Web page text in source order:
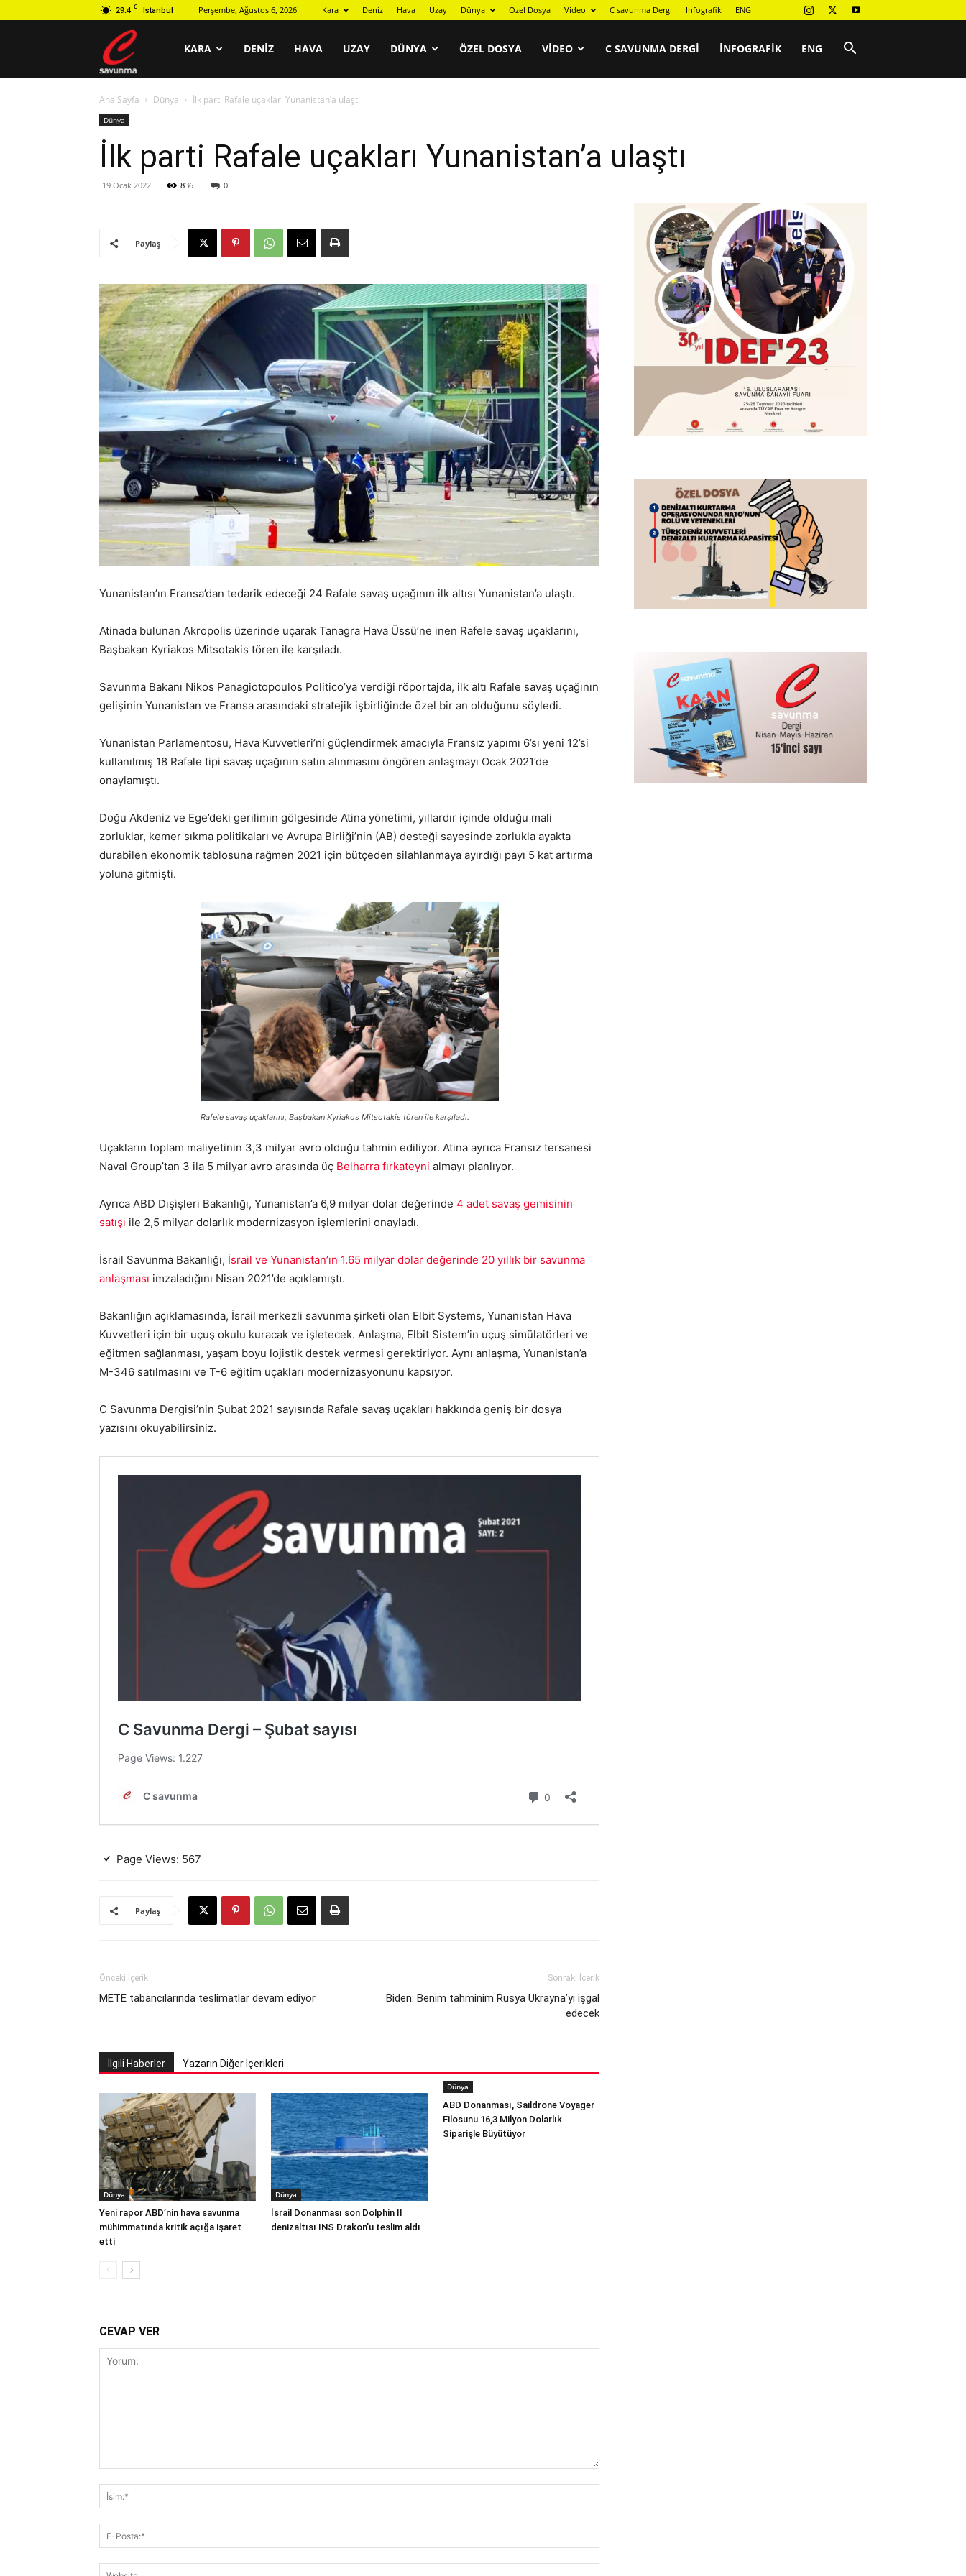
29.4 C İstanbul Perşembe, Ağustos 6, 2026 Kara Deniz Hava Uzay Dünya Özel Dosya Video C savunma Dergi İnfografik ENG
savunma
KARA DENIZ HAVA UZAY DÜNYA ÖZEL DOSYA VIDEO C SAVUNMA DERGI İNFOGRAFIK ENG
Ana Sayfa Dünya İlk parti Rafale uçakları Yunanistan’a ulaştı
Dünya
İlk parti Rafale uçakları Yunanistan’a ulaştı
19 Ocak 2022 836 0
Paylaş
Yunanistan’ın Fransa’dan tedarik edeceği 24 Rafale savaş uçağının ilk altısı Yunanistan’a ulaştı.
Atinada bulunan Akropolis üzerinde uçarak Tanagra Hava Üssü’ne inen Rafele savaş uçaklarını,
Başbakan Kyriakos Mitsotakis tören ile karşıladı.
Savunma Bakanı Nikos Panagiotopoulos Politico’ya verdiği röportajda, ilk altı Rafale savaş uçağının
gelişinin Yunanistan ve Fransa arasındaki stratejik işbirliğinde özel bir an olduğunu söyledi.
Yunanistan Parlamentosu, Hava Kuvvetleri’ni güçlendirmek amacıyla Fransız yapımı 6’sı yeni 12’si
kullanılmış 18 Rafale tipi savaş uçağının satın alınmasını öngören anlaşmayı Ocak 2021’de
onaylamıştı.
Doğu Akdeniz ve Ege’deki gerilimin gölgesinde Atina yönetimi, yıllardır içinde olduğu mali
zorluklar, kemer sıkma politikaları ve Avrupa Birliği’nin (AB) desteği sayesinde zorlukla ayakta
durabilen ekonomik tablosuna rağmen 2021 için bütçeden silahlanmaya ayırdığı payı 5 kat artırma
yoluna gitmişti.
Rafele savaş uçaklarını, Başbakan Kyriakos Mitsotakis tören ile karşıladı.
Uçakların toplam maliyetinin 3,3 milyar avro olduğu tahmin ediliyor. Atina ayrıca Fransız tersanesi
Naval Group’tan 3 ila 5 milyar avro arasında üç Belharra fırkateyni almayı planlıyor.
Ayrıca ABD Dışişleri Bakanlığı, Yunanistan’a 6,9 milyar dolar değerinde 4 adet savaş gemisinin
satışı ile 2,5 milyar dolarlık modernizasyon işlemlerini onayladı.
İsrail Savunma Bakanlığı, İsrail ve Yunanistan’ın 1.65 milyar dolar değerinde 20 yıllık bir savunma
anlaşması imzaladığını Nisan 2021’de açıklamıştı.
Bakanlığın açıklamasında, İsrail merkezli savunma şirketi olan Elbit Systems, Yunanistan Hava
Kuvvetleri için bir uçuş okulu kuracak ve işletecek. Anlaşma, Elbit Sistem’in uçuş simülatörleri ve
eğitmen sağlanması, yaşam boyu lojistik destek vermesi gerektiriyor. Aynı anlaşma, Yunanistan’a
M-346 satılmasını ve T-6 eğitim uçakları modernizasyonunu kapsıyor.
C Savunma Dergisi’nin Şubat 2021 sayısında Rafale savaş uçakları hakkında geniş bir dosya
yazısını okuyabilirsiniz.
Page Views: 567
Paylaş
Önceki İçerik
METE tabancılarında teslimatlar devam ediyor
Sonraki İçerik
Biden: Benim tahminim Rusya Ukrayna’yı işgal
edecek
İlgili Haberler Yazarın Diğer İçerikleri
Dünya
Yeni rapor ABD’nin hava savunma
mühimmatında kritik açığa işaret
etti
Dünya
İsrail Donanması son Dolphin II
denizaltısı INS Drakon’u teslim aldı
Dünya
ABD Donanması, Saildrone Voyager
Filosunu 16,3 Milyon Dolarlık
Siparişle Büyütüyor
CEVAP VER